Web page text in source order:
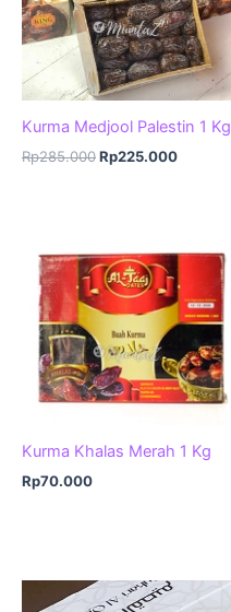
Kurma Medjool Palestin 1 Kg
Rp285.000Harga
Rp225.000Harga
Kurma Khalas Merah 1 Kg
Rp70.000